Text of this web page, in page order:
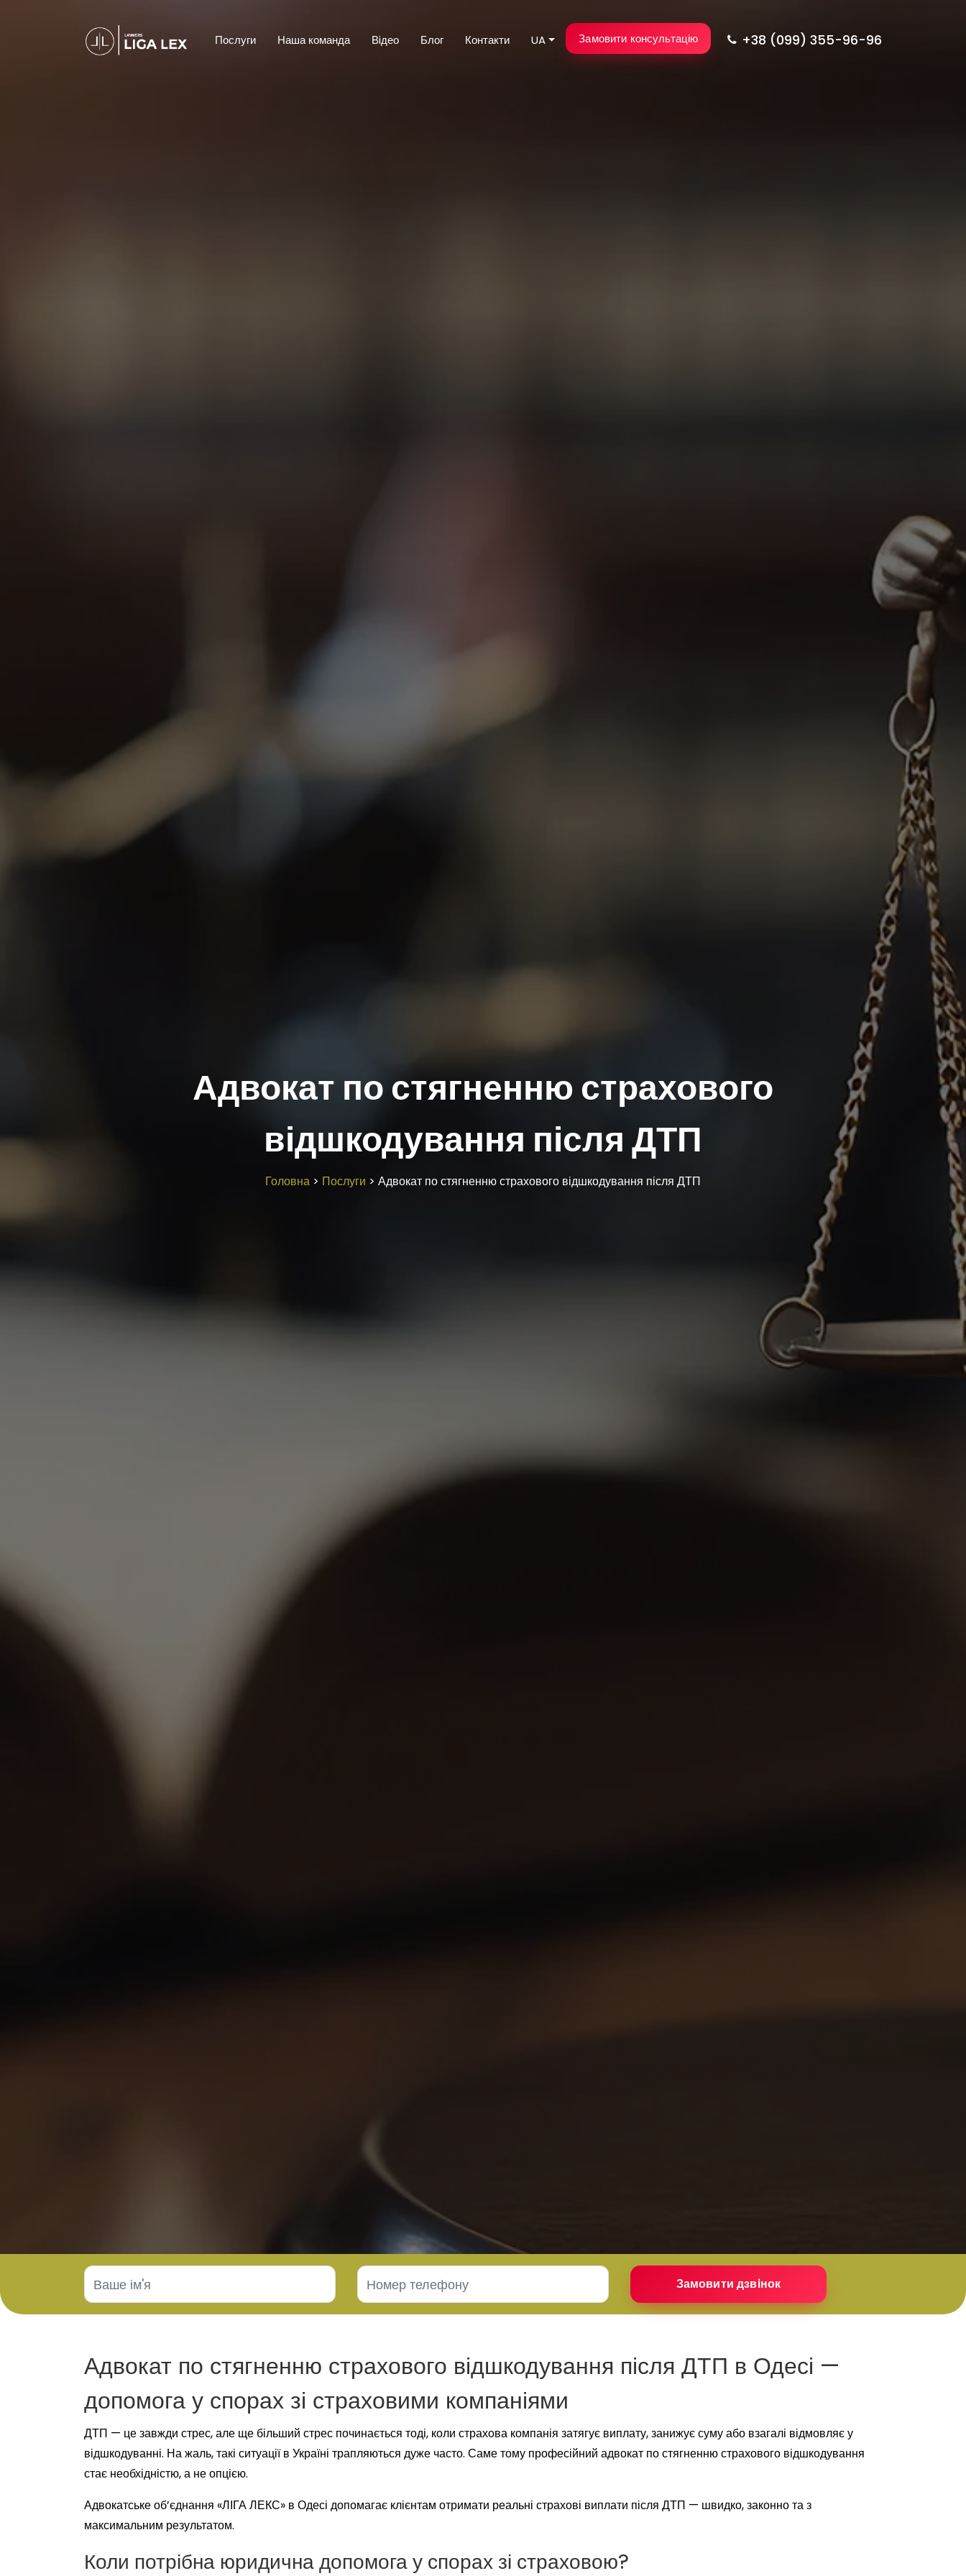
Послуги Наша команда Вiдео Блог Контакти UA Замовити консультацію +38 (099) 355-96-96
Адвокат по стягненню страхового
відшкодування після ДТП
Головна > Послуги > Адвокат по стягненню страхового відшкодування після ДТП
Адвокат по стягненню страхового відшкодування після ДТП в Одесі —
допомога у спорах зі страховими компаніями
ДТП — це завжди стрес, але ще більший стрес починається тоді, коли страхова компанія затягує виплату, занижує суму або взагалі відмовляє у
відшкодуванні. На жаль, такі ситуації в Україні трапляються дуже часто. Саме тому професійний адвокат по стягненню страхового відшкодування
стає необхідністю, а не опцією.
Адвокатське об’єднання «ЛІГА ЛЕКС» в Одесі допомагає клієнтам отримати реальні страхові виплати після ДТП — швидко, законно та з
максимальним результатом.
Коли потрібна юридична допомога у спорах зі страховою?